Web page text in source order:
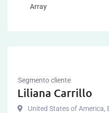
Array
Segmento cliente
Liliana Carrillo
United States of America,